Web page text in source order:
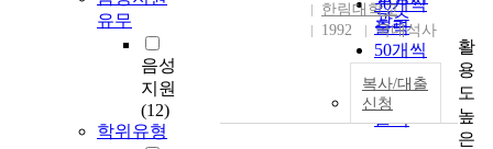
유무
음성
지원
(12)
학위유형
관순
30개씩
출력
50개씩
출력
100개씩
출력
한림대학교
1992
국내석사
복사/대출
신청
활
용
도
높
은